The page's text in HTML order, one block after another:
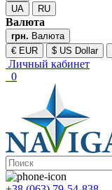
UA
RU
Валюта
грн. Валюта
€ EUR
$ US Dollar
Личный кабинет
0